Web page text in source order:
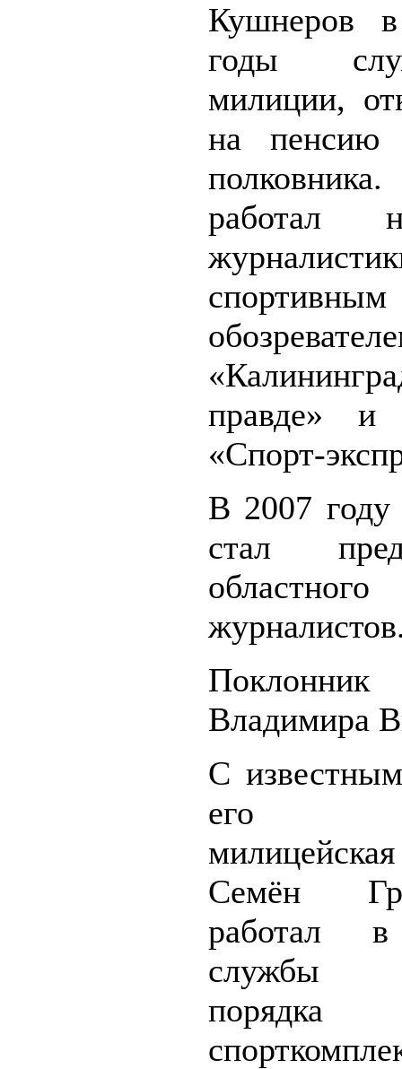
Кушнеров
годы
милиции,
на пенсию
работал
спортивным
правде» и
«Спорт-
В 2007
стал
Владимира
С
его
Семён
работал в
службы
порядка